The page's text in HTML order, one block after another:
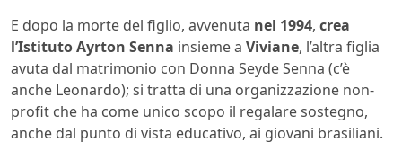
E dopo la morte del figlio, avvenuta nel 1994, crea
l’Istituto Ayrton Senna insieme a Viviane, l’altra figlia
avuta dal matrimonio con Donna Seyde Senna (c’è
anche Leonardo); si tratta di una organizzazione non-
profit che ha come unico scopo il regalare sostegno,
anche dal punto di vista educativo, ai giovani brasiliani.